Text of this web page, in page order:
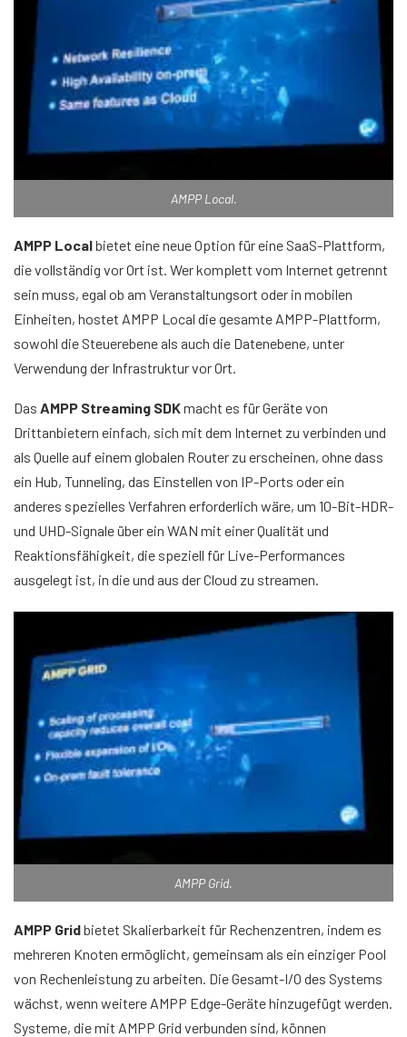
AMPP Local.
AMPP Localbietet eine neue Option für eine SaaS-Plattform,
die vollständig vor Ort ist. Wer komplett vom Internet getrennt
sein muss, egal ob am Veranstaltungsort oder in mobilen
Einheiten, hostet AMPP Local die gesamte AMPP-Plattform,
sowohl die Steuerebene als auch die Datenebene, unter
Verwendung der Infrastruktur vor Ort.
Das AMPP Streaming SDKmacht es für Geräte von
Drittanbietern einfach, sich mit dem Internet zu verbinden und
als Quelle auf einem globalen Router zu erscheinen, ohne dass
ein Hub, Tunneling, das Einstellen von IP-Ports oder ein
anderes spezielles Verfahren erforderlich wäre, um 10-Bit-HDR-
und UHD-Signale über ein WAN mit einer Qualität und
Reaktionsfähigkeit, die speziell für Live-Performances
ausgelegt ist, in die und aus der Cloud zu streamen.
AMPP Grid.
AMPP Gridbietet Skalierbarkeit für Rechenzentren, indem es
mehreren Knoten ermöglicht, gemeinsam als ein einziger Pool
von Rechenleistung zu arbeiten. Die Gesamt-I/O des Systems
wächst, wenn weitere AMPP Edge-Geräte hinzugefügt werden.
Systeme, die mit AMPP Grid verbunden sind, können